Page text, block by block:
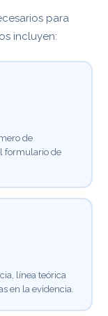
para
incluyen:
de
formulario de
línea teórica
en la evidencia.